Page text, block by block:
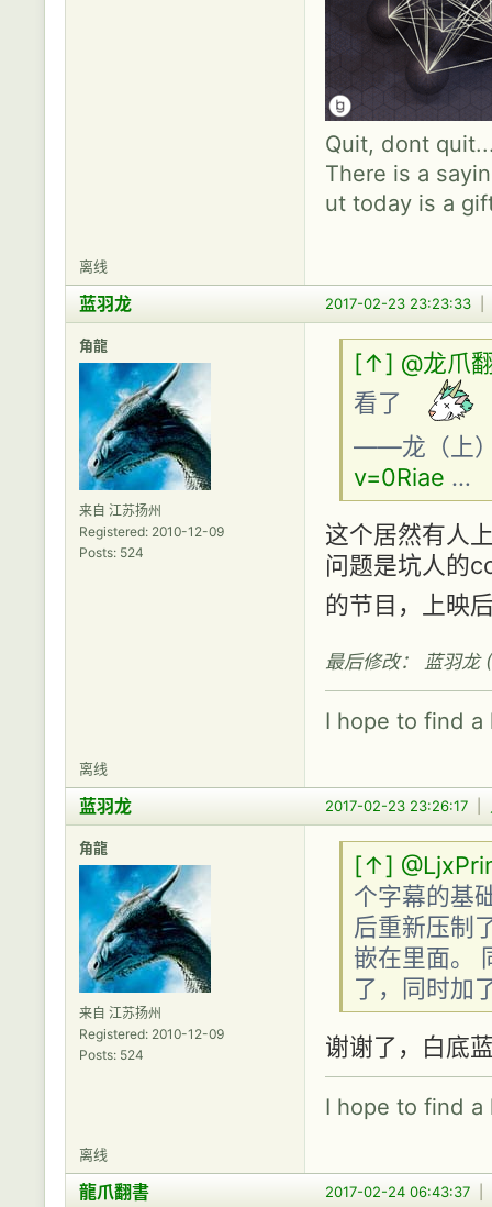
Quit, dont
There is a
ut today is a
离线
2017-02-23 23:23:33
蓝羽龙
角龍
来自 江苏扬州
Registered: 2010-12-09
Posts: 524
[↑] @龙爪
看了
——龙（上
v=0Riae …
这个居然有人
问题是坑人的
的节目，上映
最后修改： 蓝羽
I hope to find
离线
2017-02-23 23:26:17
蓝羽龙
角龍
来自 江苏扬州
Registered: 2010-12-09
Posts: 524
[↑]
个字幕的基
后重新压制
嵌在里面。
了，同时加
谢谢了，白底
I hope to find
离线
2017-02-24 06:43:37
龍爪翻書